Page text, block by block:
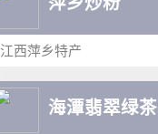
江西萍乡特产
海潭翡翠绿茶